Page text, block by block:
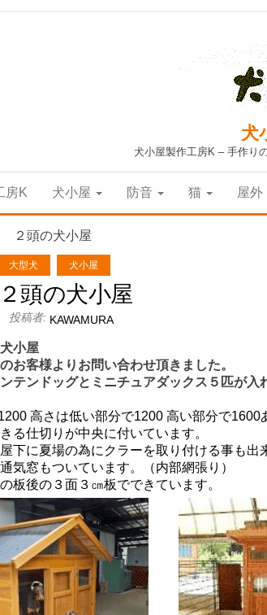
犬
犬小屋製作工房K – 手作り
房K 犬小屋 防音 猫 屋外
２頭の犬小屋
大型犬 犬小屋
頭の犬小屋
投稿者: KAWAMURA
小屋
お客様よりお問い合わせ頂きました。
テンドッグとミニチュアダックス５匹が入
高さは低い部分で1200 高い部分で1600
る仕切りが中央に付いています。
下に夏場の為にクラーを取り付ける事も出
気窓もついています。（内部網張り）
板後の３面３㎝板でできています。